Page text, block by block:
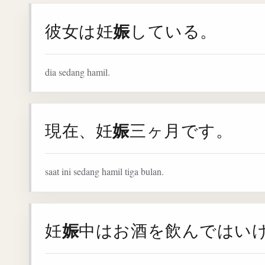
彼女は妊娠している。
dia sedang hamil.
現在、妊娠三ヶ月です。
saat ini sedang hamil tiga bulan.
妊娠中はお酒を飲んではい